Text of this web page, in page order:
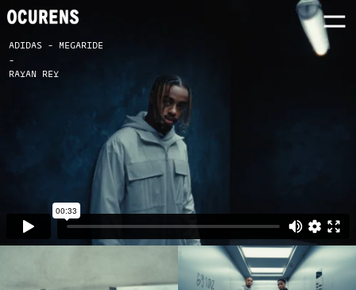
ADIDAS - MEGARIDE
-
RAYAN REY